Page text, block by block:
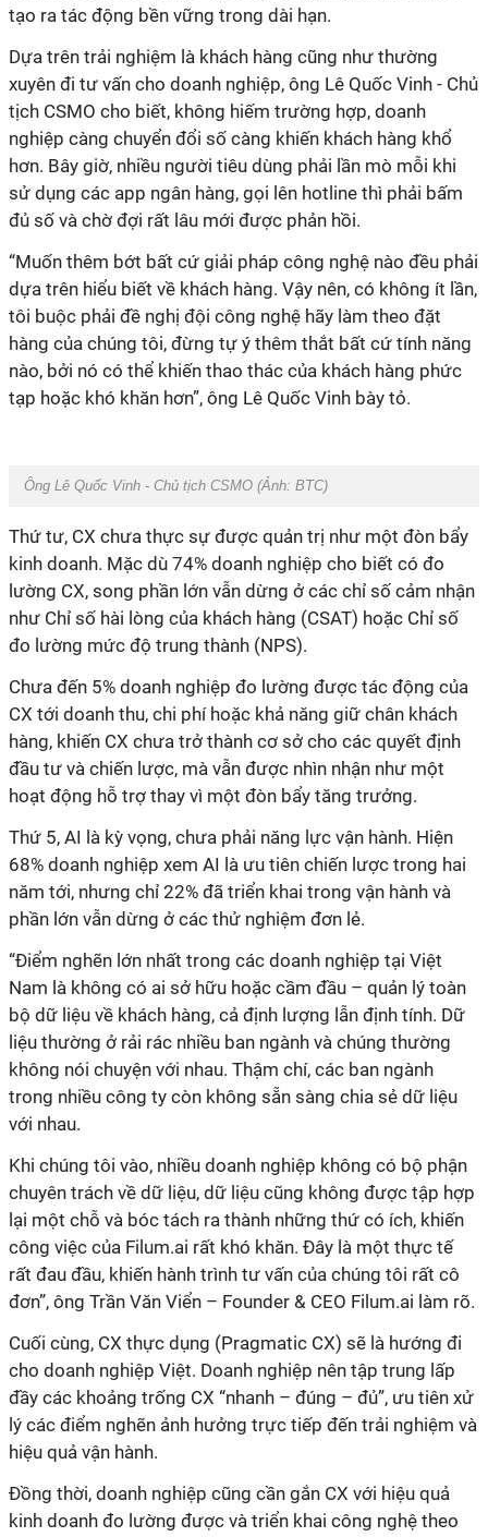
tạo ra tác động bền vững trong dài hạn.
Dựa trên trải nghiệm là khách hàng cũng như thường
xuyên đi tư vấn cho doanh nghiệp, ông Lê Quốc Vinh - Chủ
tịch CSMO cho biết, không hiếm trường hợp, doanh
nghiệp càng chuyển đổi số càng khiến khách hàng khổ
hơn. Bây giờ, nhiều người tiêu dùng phải lần mò mỗi khi
sử dụng các app ngân hàng, gọi lên hotline thì phải bấm
đủ số và chờ đợi rất lâu mới được phản hồi.
“Muốn thêm bớt bất cứ giải pháp công nghệ nào đều phải
dựa trên hiểu biết về khách hàng. Vậy nên, có không ít lần,
tôi buộc phải đề nghị đội công nghệ hãy làm theo đặt
hàng của chúng tôi, đừng tự ý thêm thắt bất cứ tính năng
nào, bởi nó có thể khiến thao thác của khách hàng phức
tạp hoặc khó khăn hơn”, ông Lê Quốc Vinh bày tỏ.
Ông Lê Quốc Vinh - Chủ tịch CSMO (Ảnh: BTC)
Thứ tư, CX chưa thực sự được quản trị như một đòn bẩy
kinh doanh. Mặc dù 74% doanh nghiệp cho biết có đo
lường CX, song phần lớn vẫn dừng ở các chỉ số cảm nhận
như Chỉ số hài lòng của khách hàng (CSAT) hoặc Chỉ số
đo lường mức độ trung thành (NPS).
Chưa đến 5% doanh nghiệp đo lường được tác động của
CX tới doanh thu, chi phí hoặc khả năng giữ chân khách
hàng, khiến CX chưa trở thành cơ sở cho các quyết định
đầu tư và chiến lược, mà vẫn được nhìn nhận như một
hoạt động hỗ trợ thay vì một đòn bẩy tăng trưởng.
Thứ 5, AI là kỳ vọng, chưa phải năng lực vận hành. Hiện
68% doanh nghiệp xem AI là ưu tiên chiến lược trong hai
năm tới, nhưng chỉ 22% đã triển khai trong vận hành và
phần lớn vẫn dừng ở các thử nghiệm đơn lẻ.
“Điểm nghẽn lớn nhất trong các doanh nghiệp tại Việt
Nam là không có ai sở hữu hoặc cầm đầu – quản lý toàn
bộ dữ liệu về khách hàng, cả định lượng lẫn định tính. Dữ
liệu thường ở rải rác nhiều ban ngành và chúng thường
không nói chuyện với nhau. Thậm chí, các ban ngành
trong nhiều công ty còn không sẵn sàng chia sẻ dữ liệu
với nhau.
Khi chúng tôi vào, nhiều doanh nghiệp không có bộ phận
chuyên trách về dữ liệu, dữ liệu cũng không được tập hợp
lại một chỗ và bóc tách ra thành những thứ có ích, khiến
công việc của Filum.ai rất khó khăn. Đây là một thực tế
rất đau đầu, khiến hành trình tư vấn của chúng tôi rất cô
đơn”, ông Trần Văn Viển – Founder & CEO Filum.ai làm rõ.
Cuối cùng, CX thực dụng (Pragmatic CX) sẽ là hướng đi
cho doanh nghiệp Việt. Doanh nghiệp nên tập trung lấp
đầy các khoảng trống CX “nhanh – đúng – đủ”, ưu tiên xử
lý các điểm nghẽn ảnh hưởng trực tiếp đến trải nghiệm và
hiệu quả vận hành.
Đồng thời, doanh nghiệp cũng cần gắn CX với hiệu quả
kinh doanh đo lường được và triển khai công nghệ theo